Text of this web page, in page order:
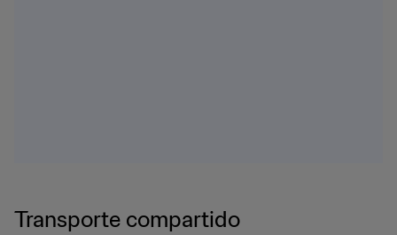
Transporte compartido